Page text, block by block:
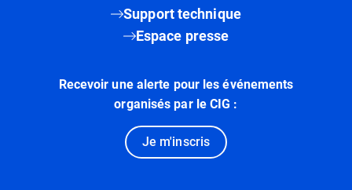
Support technique
Espace presse
Recevoir une alerte pour les événements
organisés par le CIG :
Je m'inscris